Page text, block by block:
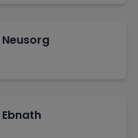
Neusorg
Ebnath